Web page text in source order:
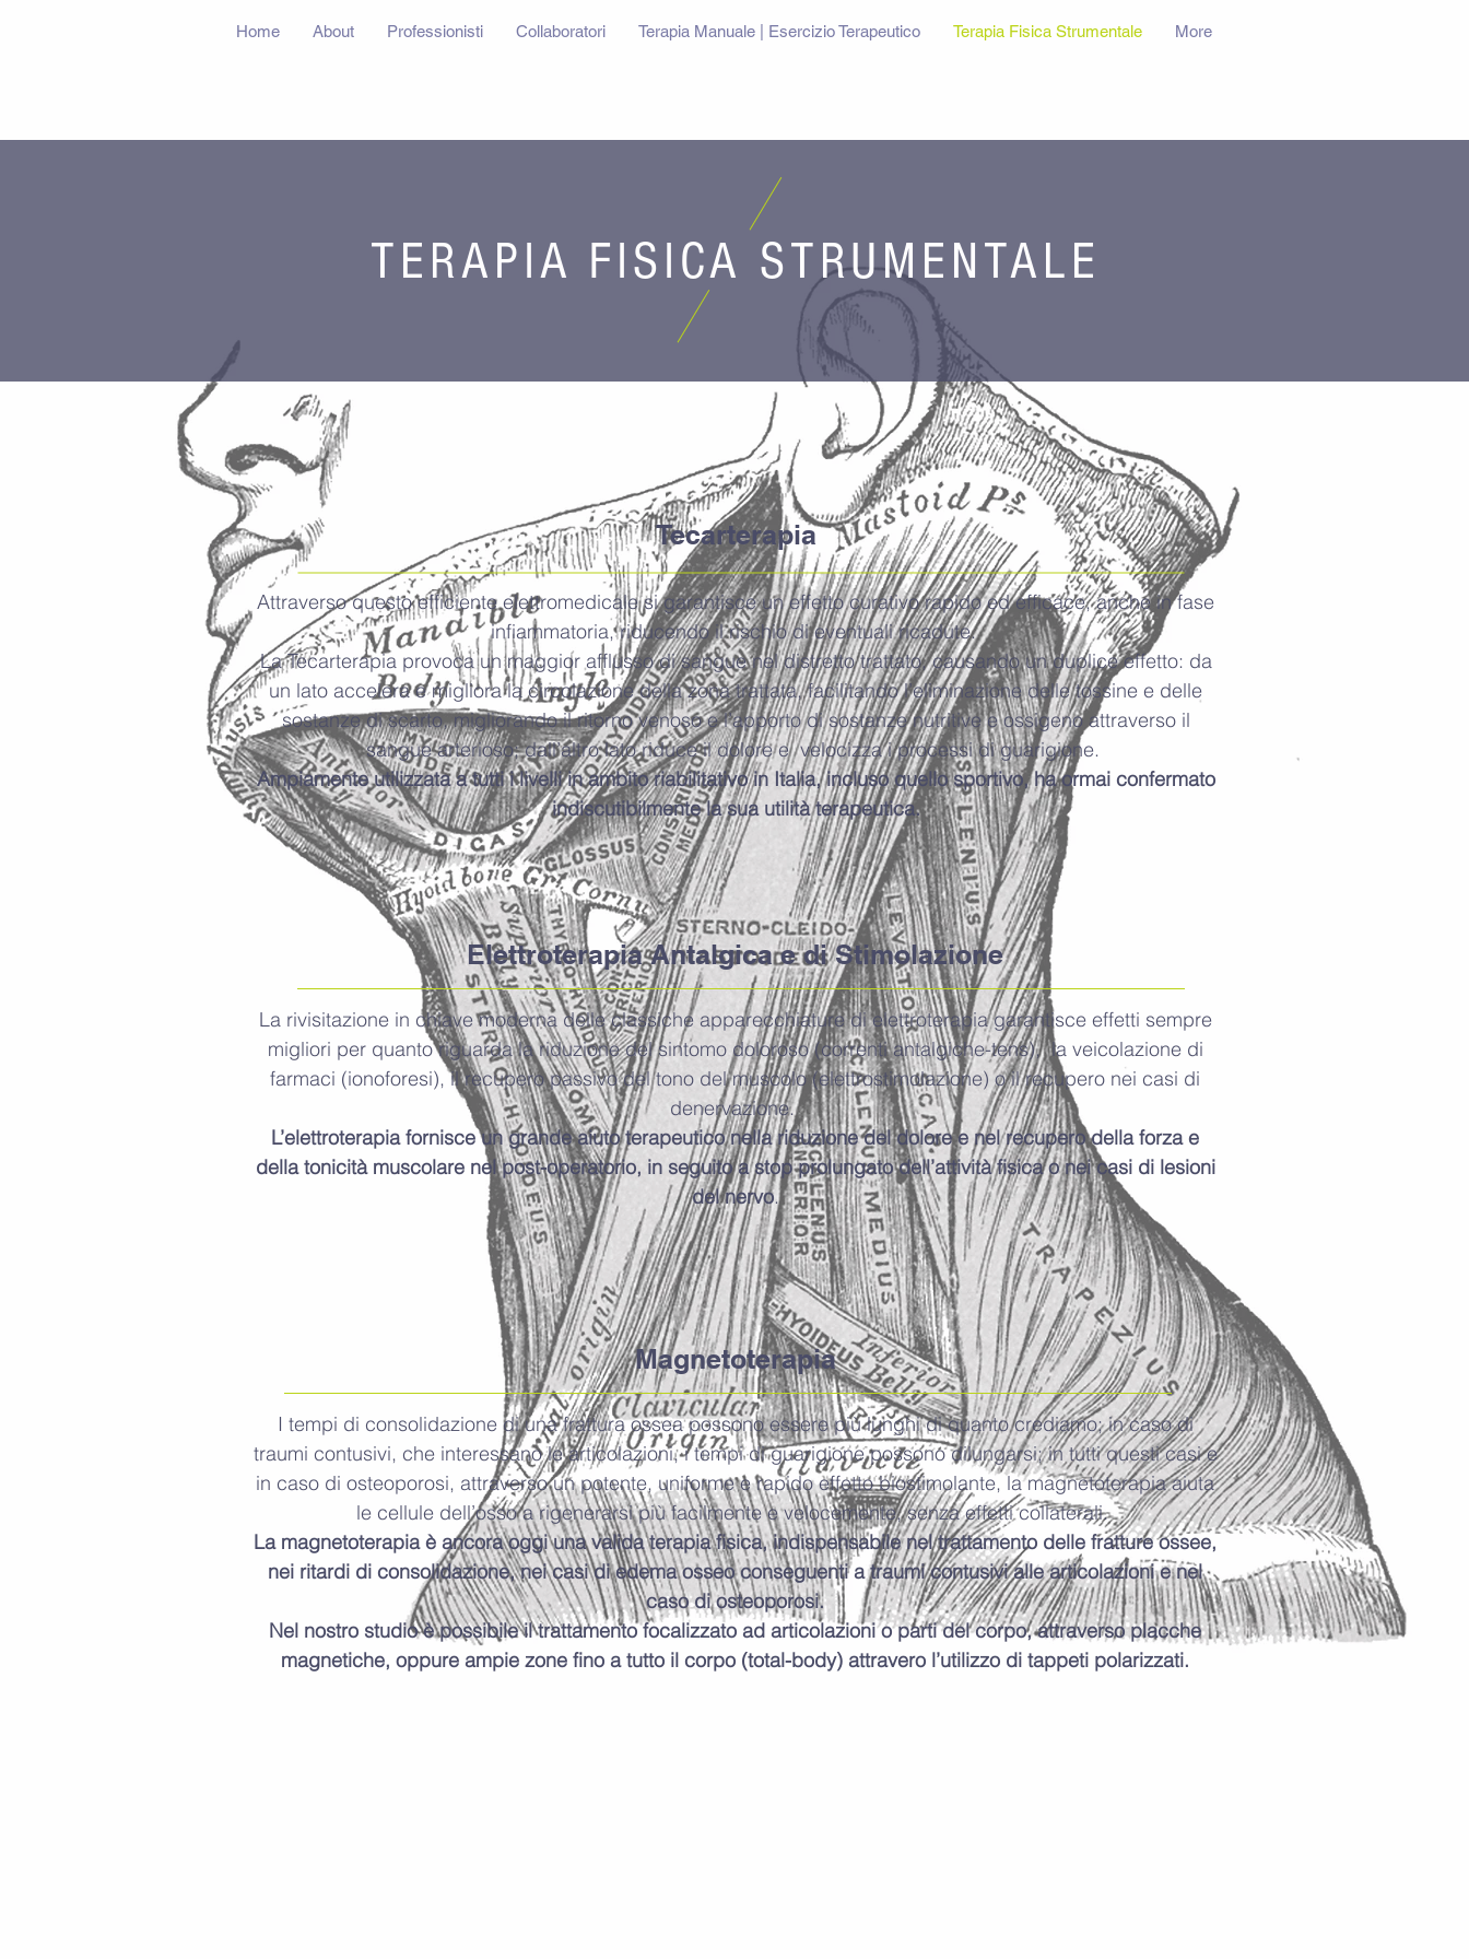
Home About Professionisti Collaboratori Terapia Manuale | Esercizio Terapeutico Terapia Fisica Strumentale More
Tecarterapia
Attraverso questo efficiente elettromedicale si garantisce un effetto curativo rapido ed efficace, anche in fase
infiammatoria, riducendo il rischio di eventuali ricadute.
La Tecarterapia provoca un maggior afflusso di sangue nel distretto trattato, causando un duplice effetto: da
un lato accelera e migliora la circolazione della zona trattata, facilitando l’eliminazione delle tossine e delle
sostanze di scarto, migliorando il ritorno venoso e l’apporto di sostanze nutritive e ossigeno attraverso il
sangue arterioso; dall’altro lato riduce il dolore e velocizza i processi di guarigione.
Ampiamente utilizzata a tutti i livelli in ambito riabilitativo in Italia, incluso quello sportivo, ha ormai confermato
indiscutibilmente la sua utilità terapeutica.
TERAPIA FISICA STRUMENTALE
Elettroterapia Antalgica e di Stimolazione
La rivisitazione in chiave moderna delle classiche apparecchiature di elettroterapia garantisce effetti sempre
migliori per quanto riguarda la riduzione del sintomo doloroso (correnti antalgiche-tens), la veicolazione di
farmaci (ionoforesi), il recupero passivo del tono del muscolo (elettrostimolazione) o il recupero nei casi di
denervazione.
L’elettroterapia fornisce un grande aiuto terapeutico nella riduzione del dolore e nel recupero della forza e
della tonicità muscolare nel post-operatorio, in seguito a stop prolungato dell’attività fisica o nei casi di lesioni
del nervo.
Magnetoterapia
I tempi di consolidazione di una frattura ossea possono essere più lunghi di quanto crediamo; in caso di
traumi contusivi, che interessano le articolazioni, i tempi di guarigione possono dilungarsi; in tutti questi casi e
in caso di osteoporosi, attraverso un potente, uniforme e rapido effetto biostimolante, la magnetoterapia aiuta
le cellule dell’osso a rigenerarsi più facilmente e velocemente, senza effetti collaterali.
La magnetoterapia è ancora oggi una valida terapia fisica, indispensabile nel trattamento delle fratture ossee,
nei ritardi di consolidazione, nei casi di edema osseo conseguenti a traumi contusivi alle articolazioni e nel
caso di osteoporosi.
Nel nostro studio è possibile il trattamento focalizzato ad articolazioni o parti del corpo, attraverso placche
magnetiche, oppure ampie zone fino a tutto il corpo (total-body) attravero l’utilizzo di tappeti polarizzati.